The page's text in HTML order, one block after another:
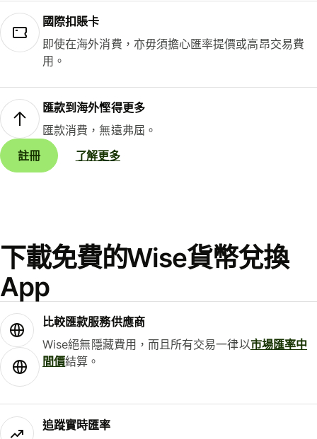
國際扣賬卡
即使在海外消費，亦毋須擔心匯率提價或高昂交易費
用。
匯款到海外慳得更多
匯款消費，無遠弗屆。
註冊
了解更多
下載免費的Wise貨幣兌換
App
比較匯款服務供應商
Wise絕無隱藏費用，而且所有交易一律以市場匯率中
間價結算。
追蹤實時匯率